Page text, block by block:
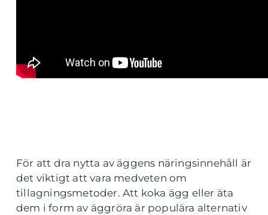
För att dra nytta av äggens näringsinnehåll är
det viktigt att vara medveten om
tillagningsmetoder. Att koka ägg eller äta
dem i form av äggröra är populära alternativ